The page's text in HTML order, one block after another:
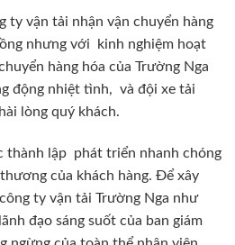
ty vận tải nhận vận chuyển hàng
nhưng với kinh nghiệm hoạt
hàng hóa của Trường Nga
động nhiệt tình, và đội xe tải
lòng quý khách.
thành lập phát triển nhanh chóng
của khách hàng. Để xây
ty vận tải Trường Nga như
đạo sáng suốt của ban giám